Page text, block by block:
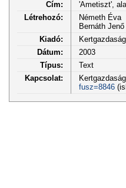
Cím:
'Ametiszt',
Létrehozó:
Németh Éva
Bernáth Jenő
Kiadó:
Dátum:
2003
Típus:
Text
Kapcsolat:
fusz=8846